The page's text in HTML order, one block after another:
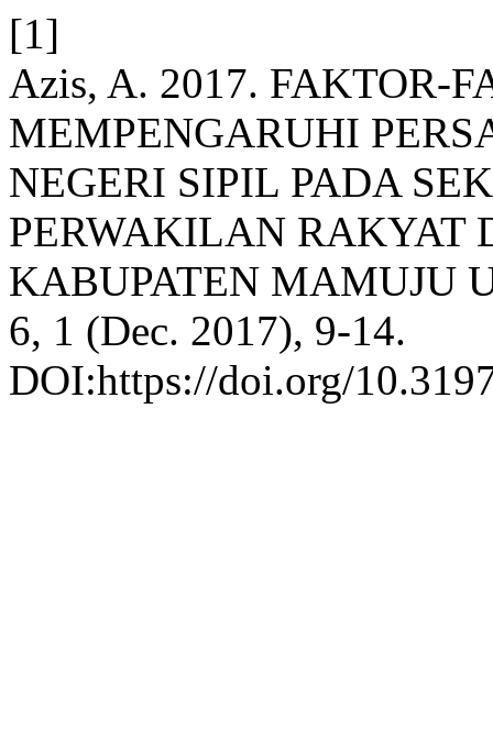
[1]
Azis, A. 2017. FAKTOR-
MEMPENGARUHI
NEGERI SIPIL PADA
PERWAKILAN RAKYAT
KABUPATEN MAMUJU
6, 1 (Dec. 2017), 9-14.
DOI:https://doi.org/